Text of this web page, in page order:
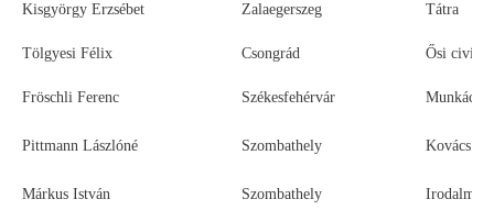
Kisgyörgy Erzsébet Zalaegerszeg Tátra
Tölgyesi Félix Csongrád Ősi
Fröschli Ferenc Székesfehérvár
Pittmann Lászlóné Szombathely Kovács
Márkus István Szombathely